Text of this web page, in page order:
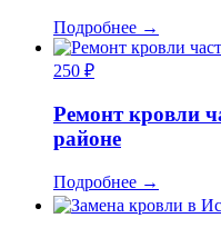
Подробнее →
250 ₽
Ремонт кровли
районе
Подробнее →